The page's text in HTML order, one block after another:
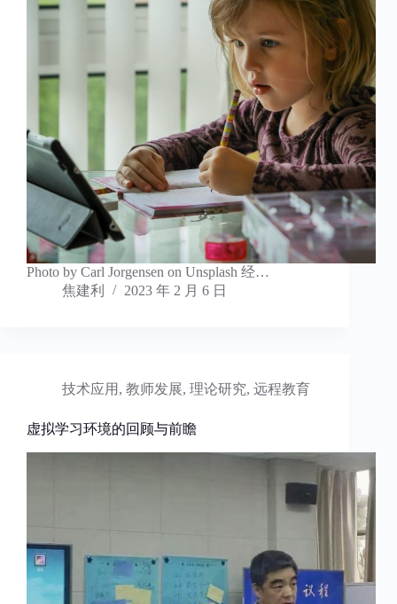
Photo by Carl Jorgensen on Unsplash 经…
焦建利
2023 年 2 月 6 日
技术应用 , 教师发展, 理论研究, 远程教育
虚拟学习环境的回顾与前瞻